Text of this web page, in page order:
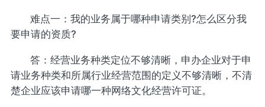
难点一：我的业务属于哪种申请类别?怎么区分我
要申请的资质?
答：经营业务种类定位不够清晰，申办企业对于申
请业务种类和所属行业经营范围的定义不够清晰，不清
楚企业应该申请哪一种网络文化经营许可证。